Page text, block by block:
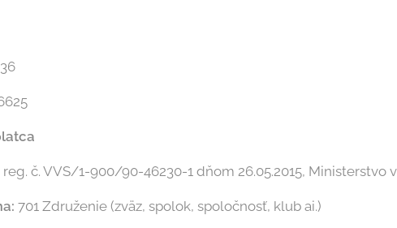
reg. č. VVS/1-900/90-46230-1 dňom 26.05.2015, Ministerstvo
701 Združenie (zväz, spolok, spoločnosť, klub ai.)